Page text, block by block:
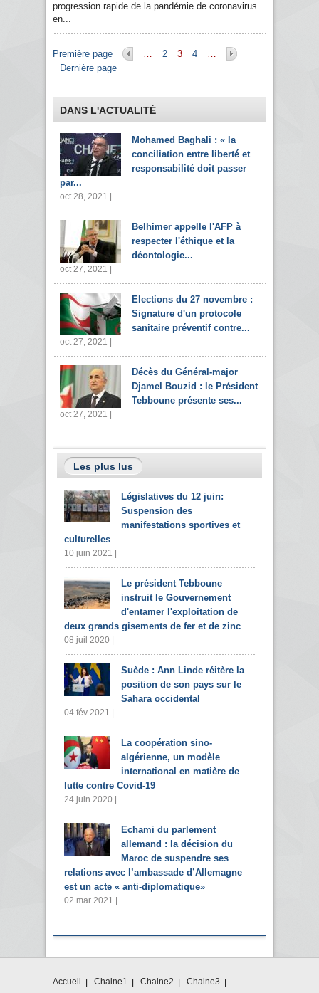
progression rapide de la pandémie de coronavirus
en...
Pages
Première page … 2 3 4
…
Dernière page
DANS L'ACTUALITÉ
Mohamed Baghali : « la
conciliation entre liberté et
responsabilité doit passer
par...
oct 28, 2021 |
Belhimer appelle l'AFP à
respecter l'éthique et la
déontologie...
oct 27, 2021 |
Elections du 27 novembre :
Signature d'un protocole
sanitaire préventif contre...
oct 27, 2021 |
Décès du Général-major
Djamel Bouzid : le Président
Tebboune présente ses...
oct 27, 2021 |
Les plus lus
Législatives du 12 juin:
Suspension des
manifestations sportives et
culturelles
10 juin 2021 |
Le président Tebboune
instruit le Gouvernement
d'entamer l'exploitation de
deux grands gisements de fer et de zinc
08 juil 2020 |
Suède : Ann Linde réitère la
position de son pays sur le
Sahara occidental
04 fév 2021 |
La coopération sino-
algérienne, un modèle
international en matière de
lutte contre Covid-19
24 juin 2020 |
Echami du parlement
allemand : la décision du
Maroc de suspendre ses
relations avec l’ambassade d’Allemagne
est un acte « anti-diplomatique»
02 mar 2021 |
Accueil Chaine1 Chaine2 Chaine3